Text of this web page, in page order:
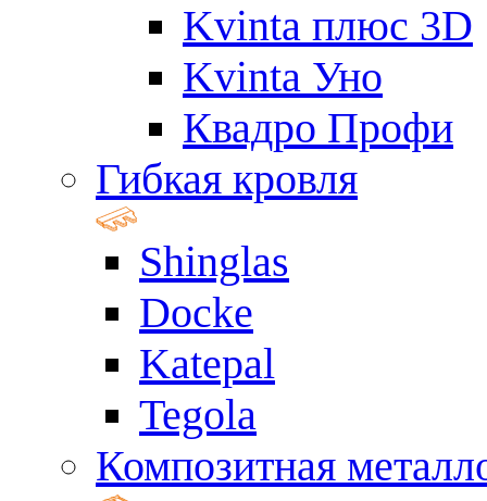
Kvinta плюс 3D
Kvinta Уно
Квадро Профи
Гибкая кровля
Shinglas
Docke
Katepal
Tegola
Композитная